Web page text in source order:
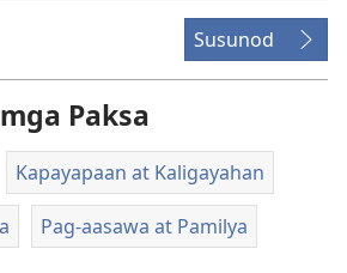
Susunod
Paksa
Kapayapaan at Kaligayahan
Pag-aasawa at Pamilya